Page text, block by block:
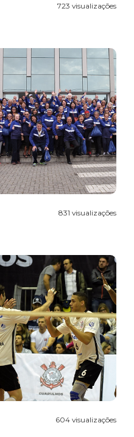
723 visualizações
831 visualizações
604 visualizações